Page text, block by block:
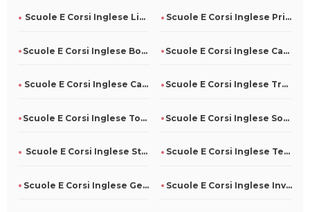
Scuole E Corsi Inglese Livorno Scuole E Corsi Inglese Prignano Cilento
Scuole E Corsi Inglese Borgonovo Val Tidone Scuole E Corsi Inglese Canneto Sull'Oglio
Scuole E Corsi Inglese Caldogno Scuole E Corsi Inglese Tramonti Di Sotto
Scuole E Corsi Inglese Torrazza Piemonte Scuole E Corsi Inglese Soriano Nel Cimino
Scuole E Corsi Inglese Stio Scuole E Corsi Inglese Telve Di Sopra
Scuole E Corsi Inglese Gessopalena Scuole E Corsi Inglese Inverso Pinasca